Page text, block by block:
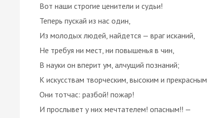
Вот наши строгие ценители и судьи!
Теперь пускай из нас один,
Из молодых людей, найдется — враг исканий,
Не требуя ни мест, ни повышенья в чин,
В науки он вперит ум, алчущий познаний;
К искусствам творческим, высоким и прекрасным,
Они тотчас: разбой! пожар!
И прослывет у них мечтателем! опасным!! —